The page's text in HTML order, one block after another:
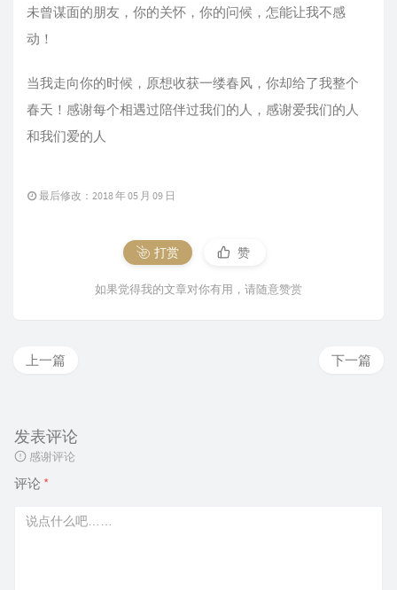
未曾谋面的朋友，你的关怀，你的问候，怎能让我不感
动！
当我走向你的时候，原想收获一缕春风，你却给了我整个
春天！感谢每个相遇过陪伴过我们的人，感谢爱我们的人
和我们爱的人
最后修改：2018 年 05 月 09 日
打赏 赞
如果觉得我的文章对你有用，请随意赞赏
下一篇
上一篇
发表评论
感谢评论
评论 *